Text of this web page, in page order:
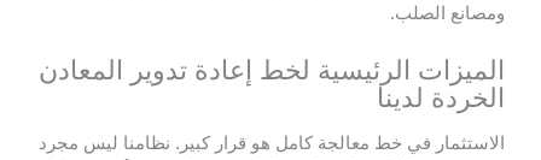
ومصانع الصلب.
الميزات الرئيسية لخط إعادة تدوير المعادن
الخردة لدينا
الاستثمار في خط معالجة كامل هو قرار كبير. نظامنا ليس مجرد